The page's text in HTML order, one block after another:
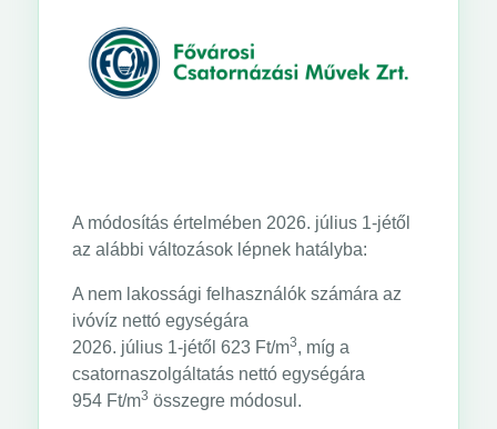
A módosítás értelmében 2026. július 1-jétől
az alábbi változások lépnek hatályba:
A nem lakossági felhasználók számára az
ivóvíz nettó egységára
2026. július 1-jétől 623 Ft/m3, míg a
csatornaszolgáltatás nettó egységára
954 Ft/m3 összegre módosul.